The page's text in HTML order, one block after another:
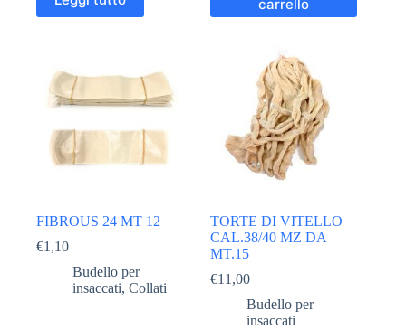
carrello
FIBROUS 24 MT 12
€1,10
Budello per
insaccati, Collati
TORTE DI VITELLO
CAL.38/40 MZ DA
MT.15
€11,00
Budello per
insaccati